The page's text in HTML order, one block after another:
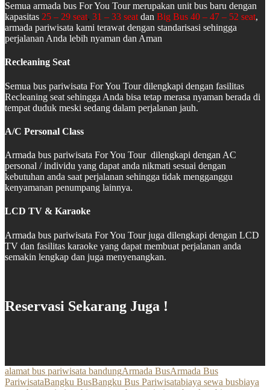
Semua armada bus For You Tour merupakan unit bus baru dengan
kapasitas 25 – 29 seat, 31 – 33 seat dan Big Bus 40 – 47 – 52 seat,
armada pariwisata kami terawat dengan standarisasi sehingga
perjalanan Anda lebih nyaman dan Aman
Recleaning Seat
Semua bus pariwisata For You Tour dilengkapi dengan fasilitas
Recleaning seat sehingga Anda bisa tetap merasa nyaman berada di
tempat duduk meski sedang dalam perjalanan jauh.
A/C Personal Class
Armada bus pariwisata For You Tour dilengkapi dengan AC
personal / individu yang dapat anda nikmati sesuai dengan
kebutuhan anda saat perjalanan sehingga tidak mengganggu
kenyamanan penumpang lainnya.
LCD TV & Karaoke
Armada bus pariwisata For You Tour juga dilengkapi dengan LCD
TV dan fasilitas karaoke yang dapat membuat perjalanan anda
semakin lengkap dan juga menyenangkan.
Reservasi Sekarang Juga !
alamat bus pariwisata bandungArmada BusArmada Bus
PariwisataBangku BusBangku Bus Pariwisatabiaya sewa busbiaya